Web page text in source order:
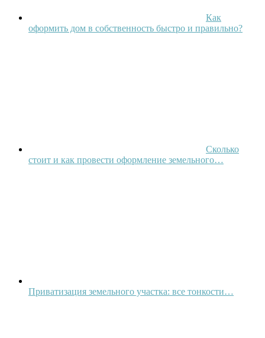
Как
оформить дом в собственность быстро и правильно?
Сколько
стоит и как провести оформление земельного…
Приватизация земельного участка: все тонкости…